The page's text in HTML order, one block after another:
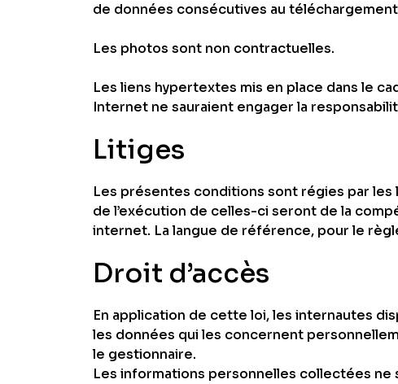
de données consécutives au
Les photos sont non contractuelles.
Les liens hypertextes mis en place dans le
Internet ne sauraient engager la
Litiges
Les présentes conditions sont régies par
de l’exécution de celles-ci seront de la
internet. La langue de référence, pour le
Droit d’accès
En application de cette loi, les internautes
les données qui les concernent
le gestionnaire.
Les informations personnelles collectées ne